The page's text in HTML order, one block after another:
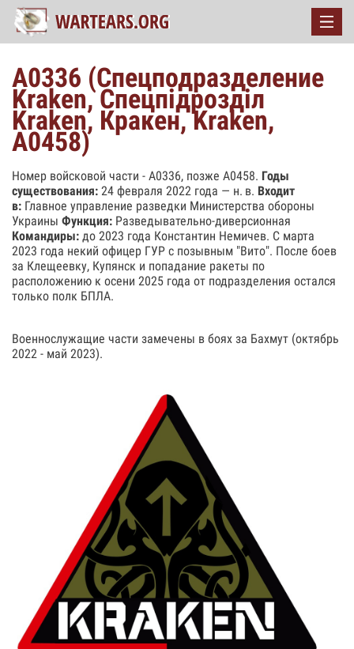
А0336 (Спецподразделение
Kraken, Спецпiдроздiл
Kraken, Кракен, Kraken,
А0458)
Номер войсковой части - А0336, позже А0458. Годы
существования: 24 февраля 2022 года — н. в. Входит
в: Главное управление разведки Министерства обороны
Украины Функция: Разведывательно-диверсионная
Командиры: до 2023 года Константин Немичев. С марта
2023 года некий офицер ГУР с позывным "Вито". После боев
за Клещеевку, Купянск и попадание ракеты по
расположению к осени 2025 года от подразделения остался
только полк БПЛА.
Военнослужащие части замечены в боях за Бахмут (октябрь
2022 - май 2023).